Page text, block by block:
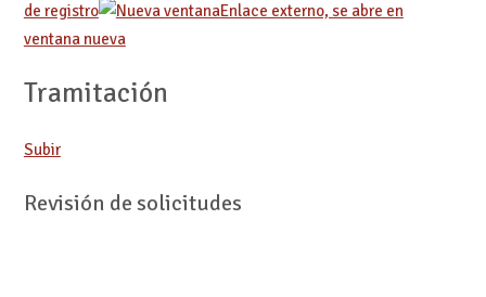
de registro
Enlace externo, se abre en
ventana nueva
Tramitación
Subir
Revisión de solicitudes